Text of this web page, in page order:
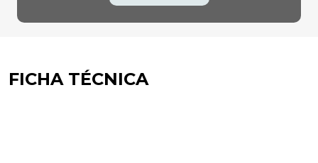
FICHA TÉCNICA